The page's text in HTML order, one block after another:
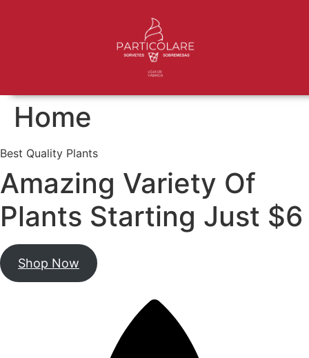
Home
Best Quality Plants
Amazing Variety Of
Plants Starting Just $6
Shop Now